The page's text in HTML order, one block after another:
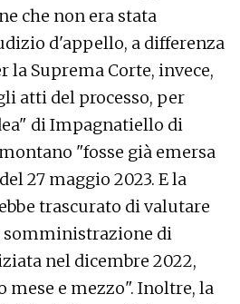
che non era stata
d'appello, a differenza
la Suprema Corte, invece,
atti del processo, per
di Impagnatiello di
"fosse già emersa
27 maggio 2023. E la
trascurato di valutare
di
nel dicembre 2022,
e mezzo". Inoltre, la